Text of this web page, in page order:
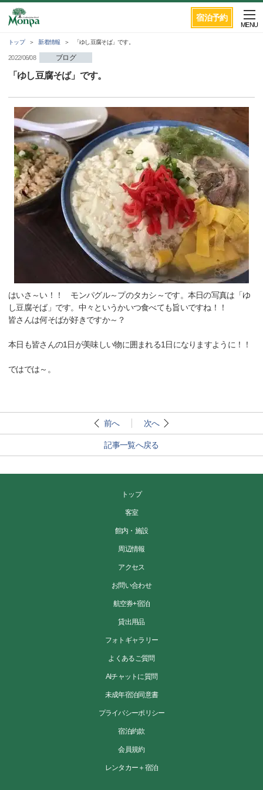
宿泊予約
MENU
トップ 新着情報 「ゆし豆腐そば」です。
2022/06/08 ブログ
「ゆし豆腐そば」です。
はいさ～い！！ モンパグル～プのタカシ～です。本日の写真は「ゆ
し豆腐そば」です。中々というかいつ食べても旨いですね！！
皆さんは何そばが好きですか～？
本日も皆さんの1日が美味しい物に囲まれる1日になりますように！！
ではでは～。
前へ 次へ
記事一覧へ戻る
トップ
客室
館内・施設
周辺情報
アクセス
お問い合わせ
航空券+宿泊
貸出用品
フォトギャラリー
よくあるご質問
AIチャットに質問
未成年宿泊同意書
プライバシーポリシー
宿泊約款
会員規約
レンタカー＋宿泊